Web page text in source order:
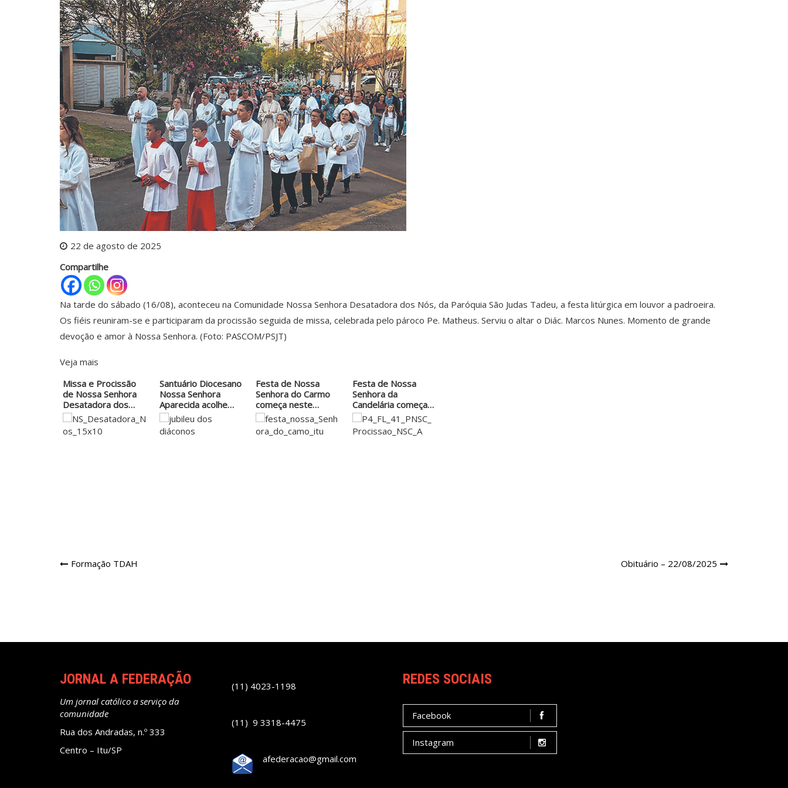
22 de agosto de 2025
Compartilhe
Na tarde do sábado (16/08), aconteceu na Comunidade Nossa Senhora Desatadora dos Nós, da Paróquia São Judas Tadeu, a festa litúrgica em louvor a padroeira.
Os fiéis reuniram-se e participaram da procissão seguida de missa, celebrada pelo pároco Pe. Matheus. Serviu o altar o Diác. Marcos Nunes. Momento de grande
devoção e amor à Nossa Senhora. (Foto: PASCOM/PSJT)
Veja mais
Missa e Procissão
de Nossa Senhora
Desatadora dos
Nós
Santuário Diocesano
Nossa Senhora
Aparecida acolhe…
Festa de Nossa
Senhora do Carmo
começa neste
sábado…
Festa de Nossa
Senhora da
Candelária começa
nesta segunda
Navegação
Formação TDAH Obituário – 22/08/2025
JORNAL A FEDERAÇÃO
Um jornal católico a serviço da
comunidade
Rua dos Andradas, n.º 333
Centro – Itu/SP
(11) 4023-1198
(11) 9 3318-4475
afederacao@gmail.com
REDES SOCIAIS
Facebook
Instagram